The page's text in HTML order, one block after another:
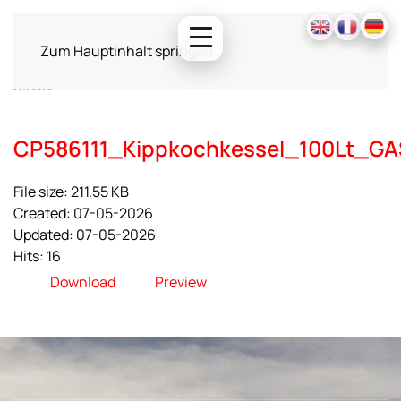
Zum Hauptinhalt springen
File size: 211.55 KB
Created: 07-05-2026
Updated: 07-05-2026
Hits: 16
Download
Preview